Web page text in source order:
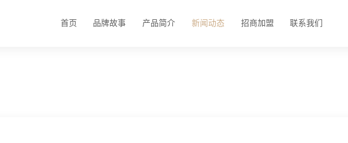
首页 品牌故事 产品简介 新闻动态 招商加盟 联系我们